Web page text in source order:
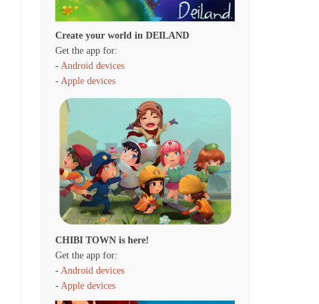
Create your world in DEILAND
Get the app for:
- Android devices
- Apple devices
CHIBI TOWN is here!
Get the app for:
- Android devices
- Apple devices